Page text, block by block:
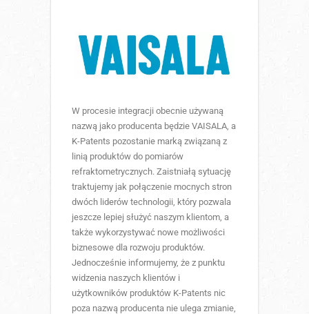
W procesie integracji obecnie używaną
nazwą jako producenta będzie VAISALA, a
K-Patents pozostanie marką związaną z
linią produktów do pomiarów
refraktometrycznych. Zaistniałą sytuację
traktujemy jak połączenie mocnych stron
dwóch liderów technologii, który pozwala
jeszcze lepiej służyć naszym klientom, a
także wykorzystywać nowe możliwości
biznesowe dla rozwoju produktów.
Jednocześnie informujemy, że z punktu
widzenia naszych klientów i
użytkowników produktów K-Patents nic
poza nazwą producenta nie ulega zmianie,